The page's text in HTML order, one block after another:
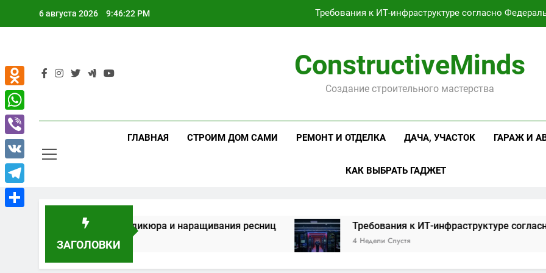
6 августа 2026 9:46:22 PM Требования к ИТ-инфраструктуре согласно
Проектирование и серийное производство светодиодных
Профессиональная косметика и оборудование для
Требования к ИТ-инфраструктуре согласно
Проектирование и серийное производство светодиодных
ConstructiveMinds
Создание строительного мастерства
ГЛАВНАЯ СТРОИМ ДОМ САМИ РЕМОНТ И ОТДЕЛКА ДАЧА, УЧАСТОК ГАРАЖ И
КАК ВЫБРАТЬ ГАДЖЕТ
ЗАГОЛОВКИ
для маникюра, педикюра и наращивания ресниц Требования к ИТ-инфраструктуре согласно
4 Недели Спустя
Odnoklassniki
WhatsApp
Viber
VK
Telegram